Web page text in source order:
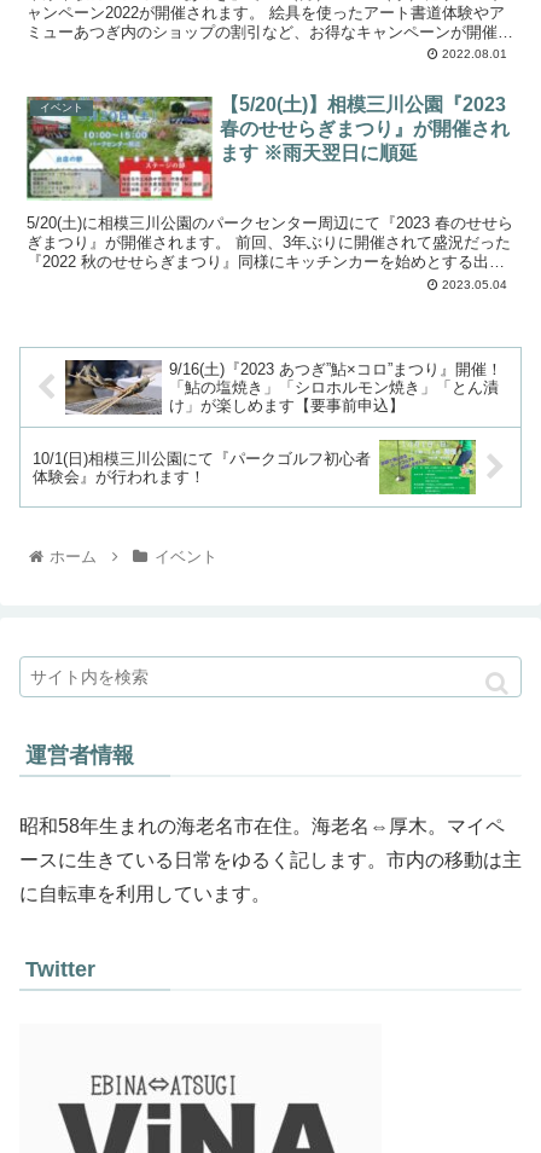
ャンペーン2022が開催されます。 絵具を使ったアート書道体験やア
ミューあつぎ内のショップの割引など、お得なキャンペーンが開催さ
2022.08.01
イベント
【5/20(土)】相模三川公園『2023
春のせせらぎまつり』が開催され
ます ※雨天翌日に順延
5/20(土)に相模三川公園のパークセンター周辺にて『2023 春のせせら
ぎまつり』が開催されます。 前回、3年ぶりに開催されて盛況だった
『2022 秋のせせらぎまつり』同様にキッチンカーを始めとする出店
2023.05.04
9/16(土)『2023 あつぎ”鮎×コロ”まつり』開催！
「鮎の塩焼き」「シロホルモン焼き」「とん漬
け」が楽しめます【要事前申込】
10/1(日)相模三川公園にて『パークゴルフ初心者
体験会』が行われます！
ホーム イベント
運営者情報
昭和58年生まれの海老名市在住。海老名⇔厚木。マイペ
ースに生きている日常をゆるく記します。市内の移動は主
に自転車を利用しています。
Twitter